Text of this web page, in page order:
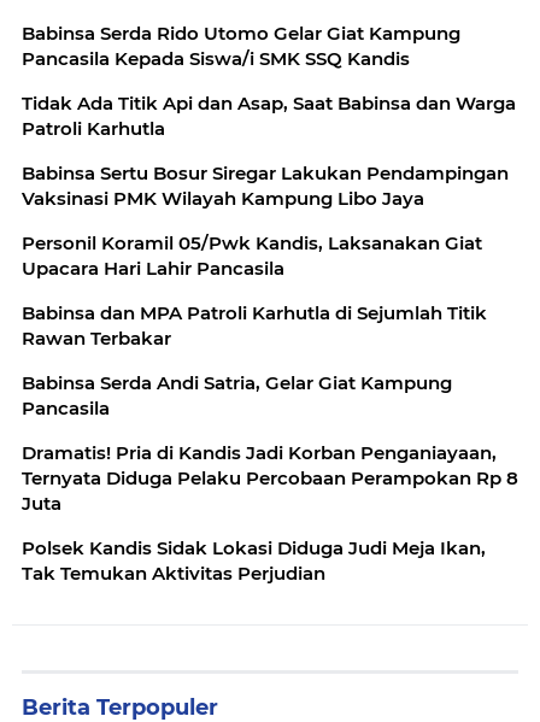
Babinsa Serda Rido Utomo Gelar Giat Kampung
Pancasila Kepada Siswa/i SMK SSQ Kandis
Tidak Ada Titik Api dan Asap, Saat Babinsa dan Warga
Patroli Karhutla
Babinsa Sertu Bosur Siregar Lakukan Pendampingan
Vaksinasi PMK Wilayah Kampung Libo Jaya
Personil Koramil 05/Pwk Kandis, Laksanakan Giat
Upacara Hari Lahir Pancasila
Babinsa dan MPA Patroli Karhutla di Sejumlah Titik
Rawan Terbakar
Babinsa Serda Andi Satria, Gelar Giat Kampung
Pancasila
Dramatis! Pria di Kandis Jadi Korban Penganiayaan,
Ternyata Diduga Pelaku Percobaan Perampokan Rp 8
Juta
Polsek Kandis Sidak Lokasi Diduga Judi Meja Ikan,
Tak Temukan Aktivitas Perjudian
Berita Terpopuler